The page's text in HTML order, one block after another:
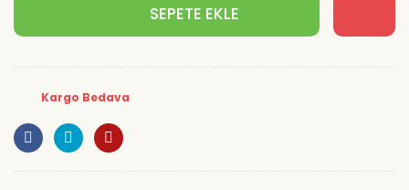
SEPETE EKLE
Kargo Bedava